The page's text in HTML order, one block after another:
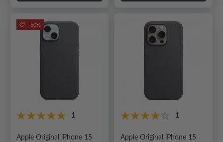
-50%
1
Apple Original iPhone 15
1
Apple Original iPhone 15